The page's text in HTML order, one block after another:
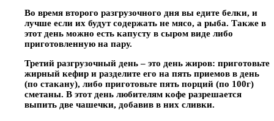
Во время второго разгрузочного дня вы едите белки, и
лучше если их будут содержать не мясо, а рыба. Также в
этот день можно есть капусту в сыром виде либо
приготовленную на пару.
Третий разгрузочный день – это день жиров: приготовьте
жирный кефир и разделите его на пять приемов в день
(по стакану), либо приготовьте пять порций (по 100г)
сметаны. В этот день любителям кофе разрешается
выпить две чашечки, добавив в них сливки.